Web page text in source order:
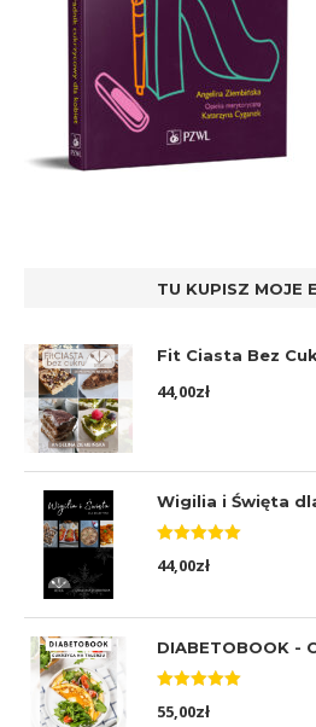
TU KUPISZ MOJE
Fit Ciasta Bez
44,00zł
Wigilia i Święta
5.00na 5
44,00zł
DIABETOBOOK -
5.00na 5
55,00zł